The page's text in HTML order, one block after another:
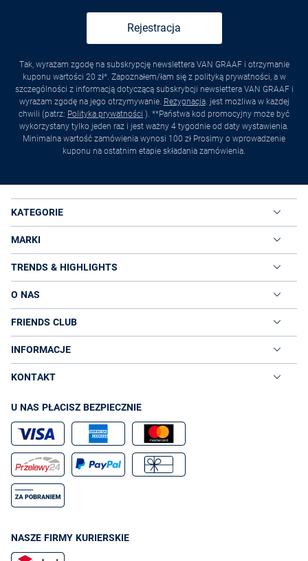
Rejestracja
Tak, wyrażam zgodę na subskrypcję newslettera VAN GRAAF i otrzymanie
kuponu wartości 20 zł*. Zapoznałem/łam się z polityką prywatności, a w
szczególności z informacją dotyczącą subskrybcji newslettera VAN GRAAF i
wyrażam zgodę na jego otrzymywanie. Rezygnacja. jest możliwa w każdej
chwili (patrz: Polityka prywatności ). **Państwa kod promocyjny może być
wykorzystany tylko jeden raz i jest ważny 4 tygodnie od daty wystawienia.
Minimalna wartość zamówienia wynosi 100 zł Prosimy o wprowadzenie
kuponu na ostatnim etapie składania zamówienia.
KATEGORIE
MARKI
TRENDS & HIGHLIGHTS
O NAS
FRIENDS CLUB
INFORMACJE
KONTAKT
U NAS PŁACISZ BEZPIECZNIE
NASZE FIRMY KURIERSKIE